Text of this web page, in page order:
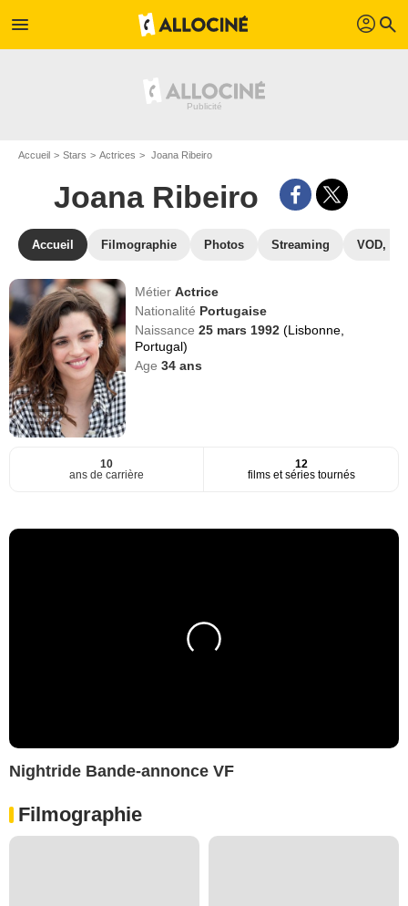
menu profil search
Accueil Stars Actrices Joana Ribeiro
Joana Ribeiro
Accueil Filmographie Photos Streaming VOD,
MétierActrice
Nationalité Portugaise
Naissance25 mars 1992(Lisbonne,
Portugal)
Age34 ans
10
ans de carrière
12
films et séries tournés
Nightride Bande-annonce VF
Filmographie